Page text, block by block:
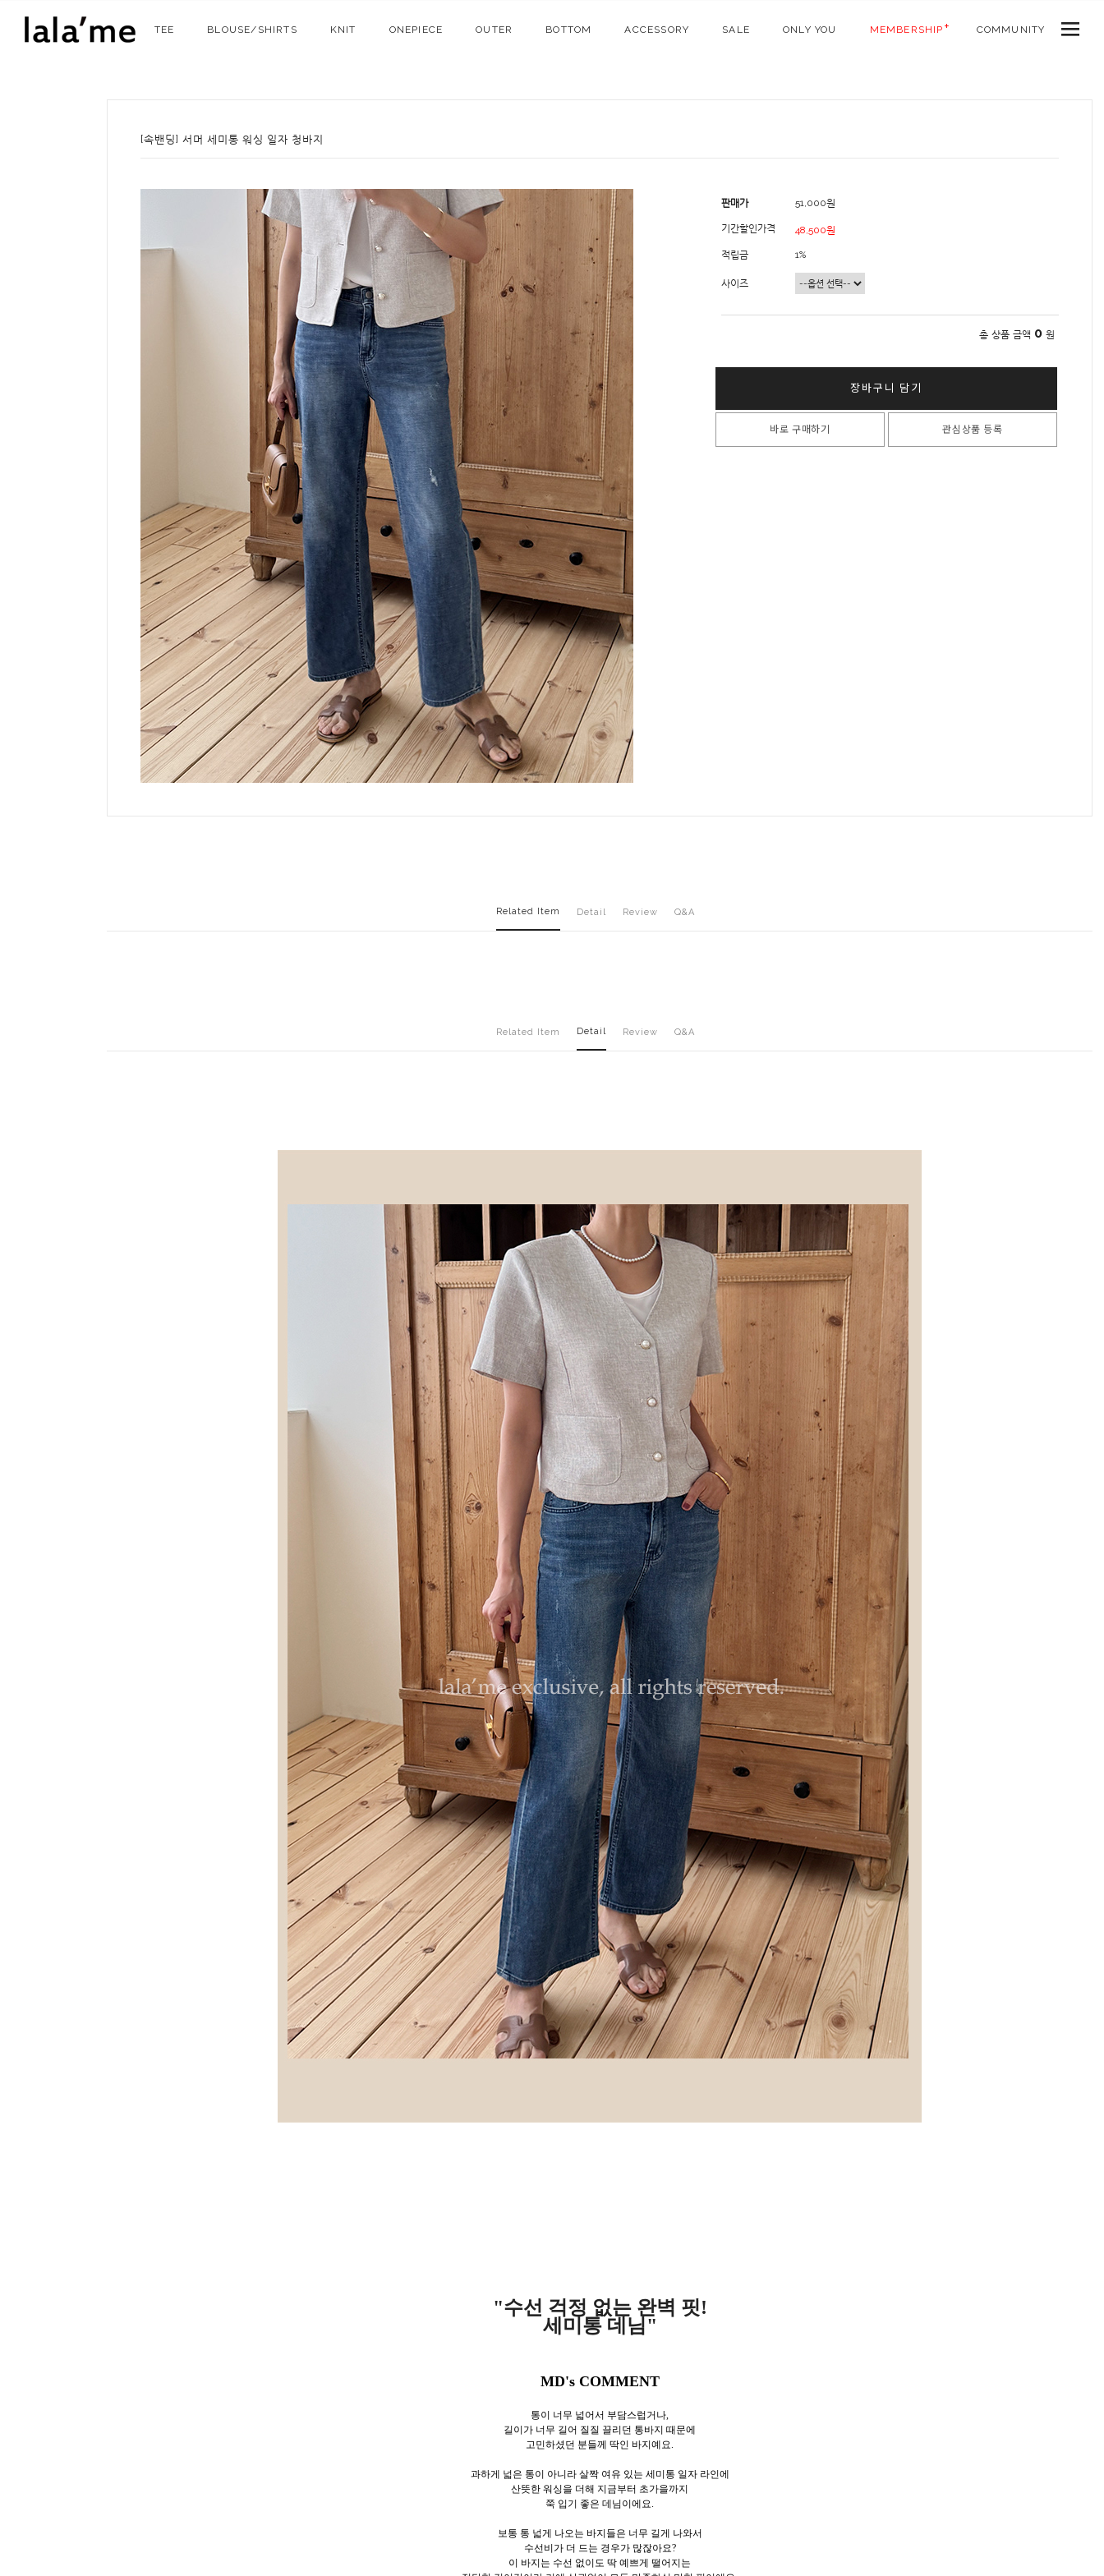
TEE BLOUSE/SHIRTS KNIT ONEPIECE OUTER BOTTOM ACCESSORY SALE ONLY YOU MEMBERSHIP COMMUNITY
[속밴딩] 서머 세미통 워싱 일자 청바지
판매가 51,000원
기간할인가격 48,500원
적립금 1%
사이즈
총 상품 금액 0 원
장바구니 담기
바로 구매하기 관심상품 등록
Related Item Detail Review Q&A
Related Item Detail Review Q&A
"수선 걱정 없는 완벽 핏!
세미통 데님"
MD's COMMENT
통이 너무 넓어서 부담스럽거나,
길이가 너무 길어 질질 끌리던 통바지 때문에
고민하셨던 분들께 딱인 바지예요.
과하게 넓은 통이 아니라 살짝 여유 있는 세미통 일자 라인에
산뜻한 워싱을 더해 지금부터 초가을까지
쭉 입기 좋은 데님이에요.
보통 통 넓게 나오는 바지들은 너무 길게 나와서
수선비가 더 드는 경우가 많잖아요?
이 바지는 수선 없이도 딱 예쁘게 떨어지는